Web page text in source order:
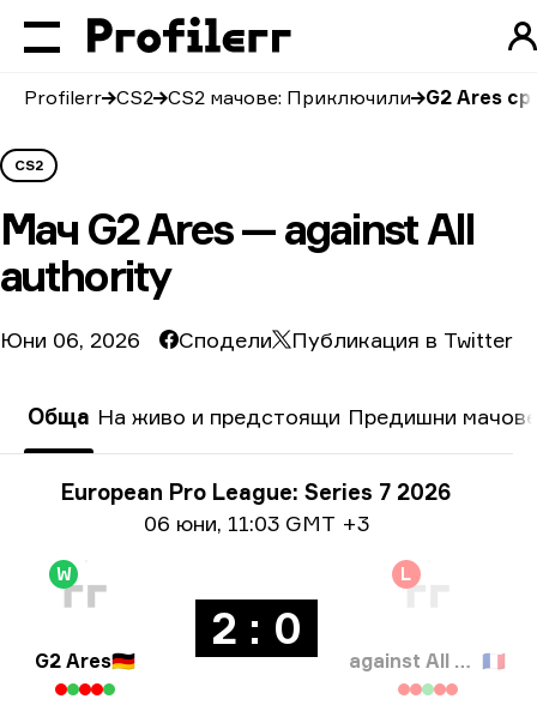
Profilerr CS2 CS2 мачове: Приключили G2 Ares
CS2
Мач G2 Ares — against All
authority
Юни 06, 2026 Сподели Публикация в Twitter
Обща На живо и предстоящи Предишни мачове
Информация за турнира
European Pro League: Series 7 2026
Информация за дата
06 юни, 11:03 GMT +3
W
G2 Ares🇩🇪
2 : 0
L
against All authority 🇫🇷